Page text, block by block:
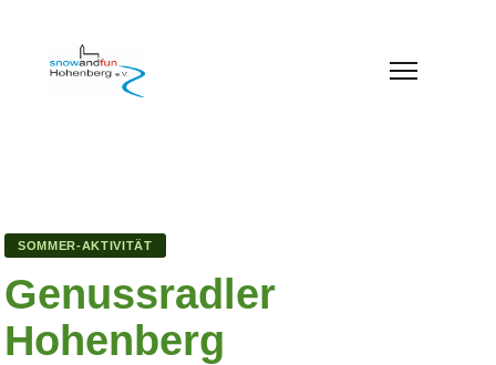
SOMMER-AKTIVITÄT
Genussradler
Hohenberg